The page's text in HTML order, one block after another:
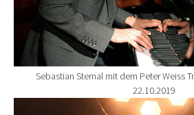
Sebastian Sternal mit dem Peter Weiss
22.10.2019
Show larger version for: